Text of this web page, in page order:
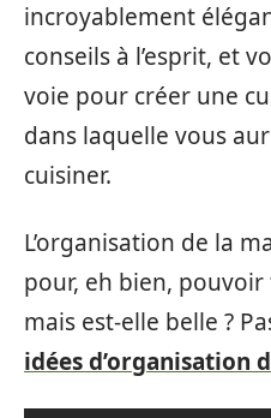
incroyablement
conseils à l’esprit, et
voie pour créer une
dans laquelle vous
cuisiner.
L’organisation de la
pour, eh bien,
mais est-elle belle ?
idées d’organisation